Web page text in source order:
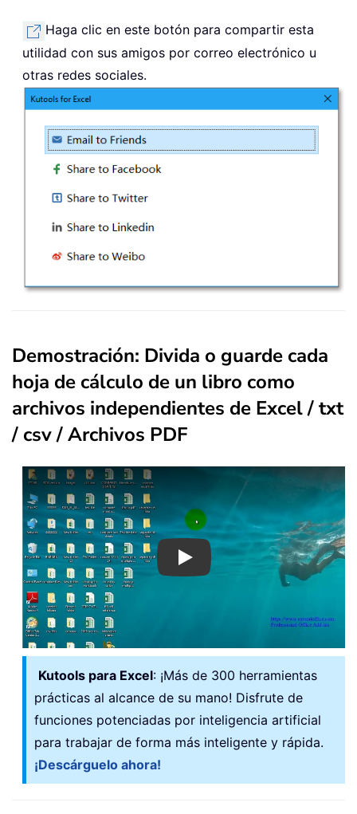
Haga clic en este botón para compartir esta
utilidad con sus amigos por correo electrónico u
otras redes sociales.
Demostración: Divida o guarde cada
hoja de cálculo de un libro como
archivos independientes de Excel / txt
/ csv / Archivos PDF
Play
Kutools para Excel: ¡Más de 300 herramientas
prácticas al alcance de su mano! Disfrute de
funciones potenciadas por inteligencia artificial
para trabajar de forma más inteligente y rápida.
¡Descárguelo ahora!